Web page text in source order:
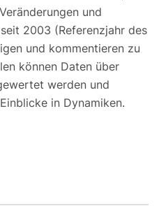
und
2003 (Referenzjahr des
und kommentieren zu
können Daten über
werden und
in Dynamiken.